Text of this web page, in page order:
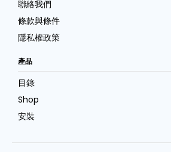
聯絡我們
條款與條件
隱私權政策
產品
目錄
Shop
安裝